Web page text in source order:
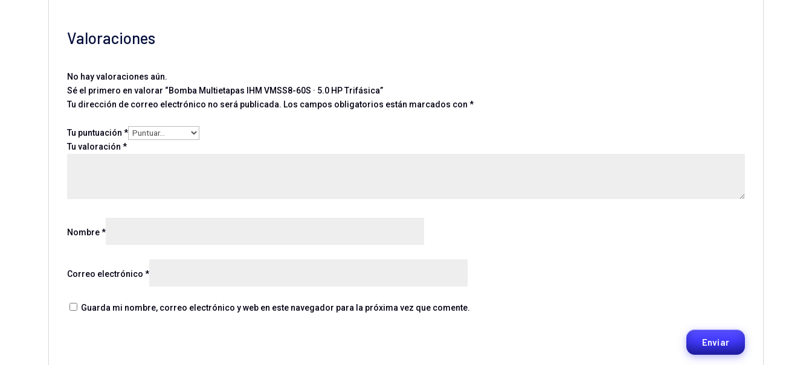
Valoraciones
No hay valoraciones aún.
Sé el primero en valorar “Bomba Multietapas IHM VMSS8-60S · 5.0 HP Trifásica”
Tu dirección de correo electrónico no será publicada. Los campos obligatorios están marcados con *
Tu puntuación *
Tu valoración *
Nombre*
Correo electrónico *
Guarda mi nombre, correo electrónico y web en este navegador para la próxima vez que comente.